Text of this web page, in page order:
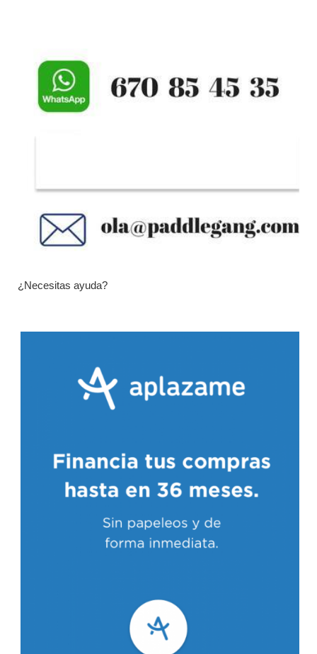
¿Necesitas ayuda?